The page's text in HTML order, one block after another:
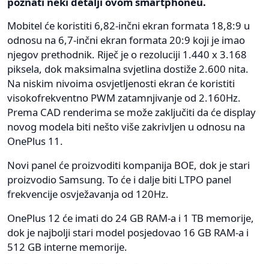
Mobitel će koristiti 6,82-inčni ekran formata 18,8:9 u
odnosu na 6,7-inčni ekran formata 20:9 koji je imao
njegov prethodnik. Riječ je o rezoluciji 1.440 x 3.168
piksela, dok maksimalna svjetlina dostiže 2.600 nita.
Na niskim nivoima osvjetljenosti ekran će koristiti
visokofrekventno PWM zatamnjivanje od 2.160Hz.
Prema CAD renderima se može zaključiti da će display
novog modela biti nešto više zakrivljen u odnosu na
OnePlus 11.
Novi panel će proizvoditi kompanija BOE, dok je stari
proizvodio Samsung. To će i dalje biti LTPO panel
frekvencije osvježavanja od 120Hz.
OnePlus 12 će imati do 24 GB RAM-a i 1 TB memorije,
dok je najbolji stari model posjedovao 16 GB RAM-a i
512 GB interne memorije.